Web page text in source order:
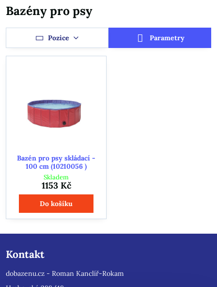
Bazény pro psy
Pozice Parametry
Bazén pro psy skládací -
100 cm (10210056 )
Skladem
1153 Kč
Do košíku
Kontakt
dobazenu.cz - Roman Kanclíř-Rokam